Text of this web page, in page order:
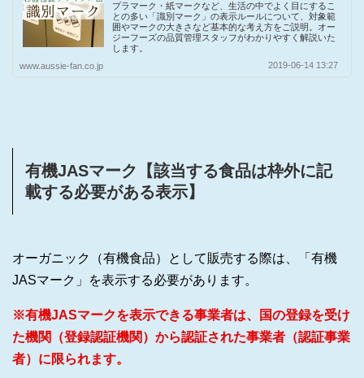
プラマーク・紙マークなど、生活の中でよく目にするこ
との多い「識別マーク」の表示ルールについて、対象範
囲やマークの大きさなど基本的な考え方をご説明。オー
ジーフーズの品質管理スタッフがわかりやすく解説いた
します。
www.aussie-fan.co.jp
2019-06-14 13:27
有機JASマーク【該当する食品は枠外に記
載する必要がある表示】
オーガニック（有機食品）として販売する際は、「有機
JASマーク」を表示する必要があります。
※有機JASマークを表示できる事業者は、国の登録を受け
た機関（登録認証機関）から認証された事業者（認証事業
者）に限られます。